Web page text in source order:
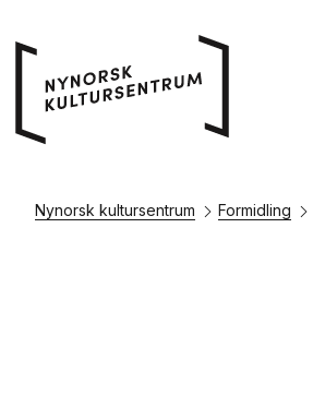
Nynorsk kultursentrum Formidling